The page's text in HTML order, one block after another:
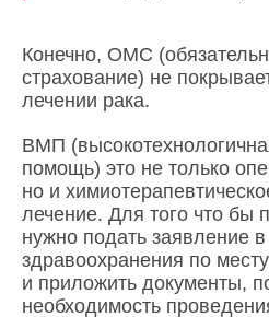
Конечно, ОМС
страхование) не
лечении рака.
ВМП
помощь) это не только
но и
лечение. Для того что бы
нужно подать заявление
здравоохранения по
и приложить документы,
необходимость